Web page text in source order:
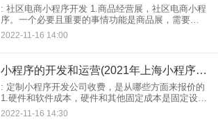
: 社区电商小程序开发 1.商品经营展，社区电商小程
序。一个必要且重要的事情功能是商品展，需要支
持商品图片、营销介绍文案等。信息.写，修改，上
2022-11-16 14:00
小程序的开发和运营(2021年上海小程序定制开发成本和小程序制作流程介绍)
: 定制小程序开发公司收费，是从哪些方面来报价的
1.硬件和软件成本，硬件和其他固定成本是固定设备
费用和商城开发费用。比如带宽成本和服务器成
本，基本都在万元左右；直播商城开发如果选择直
2022-11-16 14:30